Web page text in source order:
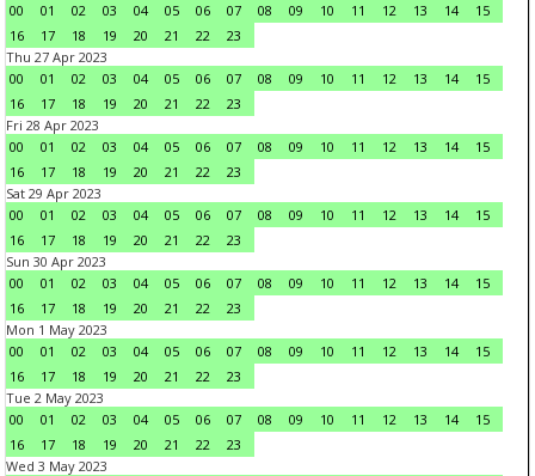
00
01 02 03 04 05 06 07 08 09 10 11 12 13 14
15
16
17 18 19 20 21 22
23
Thu 27 Apr 2023
00
01 02 03 04 05 06 07 08 09 10 11 12 13 14
15
16
17 18 19 20 21 22
23
Fri 28 Apr 2023
00
01 02 03 04 05 06 07 08 09 10 11 12 13 14
15
16
17 18 19 20 21 22
23
Sat 29 Apr 2023
00
01 02 03 04 05 06 07 08 09 10 11 12 13 14
15
16
17 18 19 20 21 22
23
Sun 30 Apr 2023
00
01 02 03 04 05 06 07 08 09 10 11 12 13 14
15
16
17 18 19 20 21 22
23
Mon 1 May 2023
00
01 02 03 04 05 06 07 08 09 10 11 12 13 14
15
16
17 18 19 20 21 22
23
Tue 2 May 2023
00
01 02 03 04 05 06 07 08 09 10 11 12 13 14
15
16
17 18 19 20 21 22
23
Wed 3 May 2023